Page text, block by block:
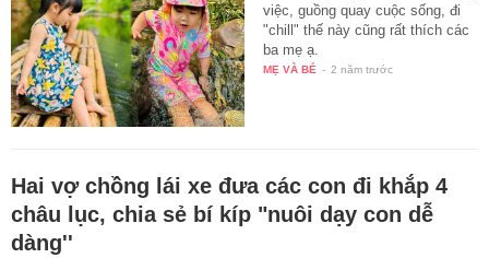
việc, guồng quay cuộc sống, đi
"chill" thế này cũng rất thích các
ba mẹ ạ.
MẸ VÀ BÉ - 2 năm trước
Hai vợ chồng lái xe đưa các con đi khắp 4
châu lục, chia sẻ bí kíp "nuôi dạy con dễ
dàng''